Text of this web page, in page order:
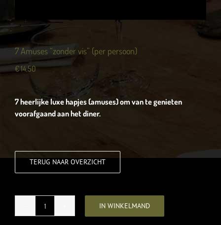
7 Amuses “zonder vis” (per persoon)
€14,50
7 heerlijke luxe hapjes (amuses) om van te genieten
voorafgaand aan het diner.
TERUG NAAR OVERZICHT
7
IN WINKELMAND